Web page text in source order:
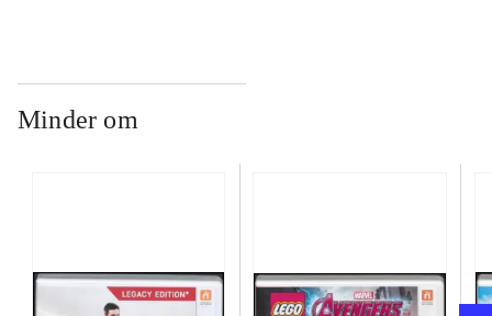
Minder om